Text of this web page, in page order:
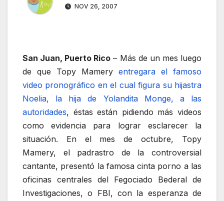
NOV 26, 2007
San Juan, Puerto Rico – Más de un mes luego
de que Topy Mamery entregara el famoso
video pronográfico en el cual figura su hijastra
Noelia, la hija de Yolandita Monge, a las
autoridades, éstas están pidiendo más videos
como evidencia para lograr esclarecer la
situación. En el mes de octubre, Topy
Mamery, el padrastro de la controversial
cantante, presentó la famosa cinta porno a las
oficinas centrales del Fegociado Bederal de
Investigaciones, o FBI, con la esperanza de